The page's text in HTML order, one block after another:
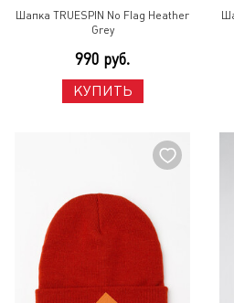
Шапка TRUESPIN No Flag Heather
Grey
990 руб.
КУПИТЬ